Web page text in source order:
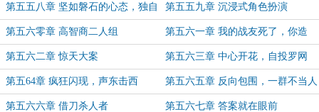
第五五八章 坚如磐石的心态，独自
留下
第五五九章 沉浸式角色扮演
第五六零章 高智商二人组 第五六一章 我的战友死了，你造
吗？
第五六二章 惊天大案 第五六三章 中心开花，自投罗网
第五64章 疯狂闪现，声东击西 第五六五章 反向包围，一群不当人
的队友
第五六六章 借刀杀人者 第五六七章 答案就在眼前